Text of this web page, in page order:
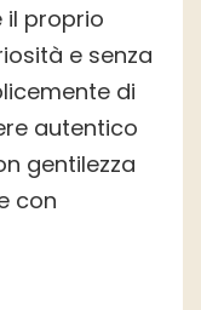
il proprio
e senza
di
autentico
gentilezza
con